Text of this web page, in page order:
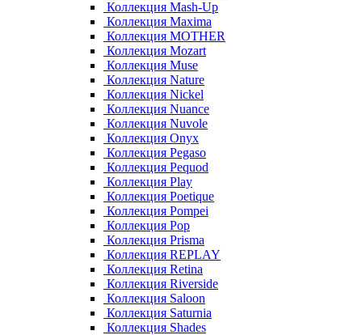
Коллекция Mash-Up
Коллекция Maxima
Коллекция MOTHER
Коллекция Mozart
Коллекция Muse
Коллекция Nature
Коллекция Nickel
Коллекция Nuance
Коллекция Nuvole
Коллекция Onyx
Коллекция Pegaso
Коллекция Pequod
Коллекция Play
Коллекция Poetique
Коллекция Pompei
Коллекция Pop
Коллекция Prisma
Коллекция REPLAY
Коллекция Retina
Коллекция Riverside
Коллекция Saloon
Коллекция Saturnia
Коллекция Shades